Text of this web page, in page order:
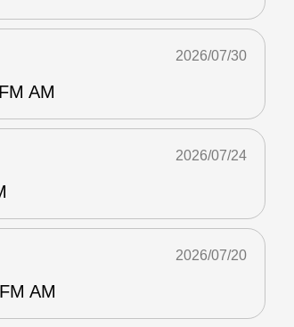
AM
2026/07/30
2026/07/24
AM
2026/07/20